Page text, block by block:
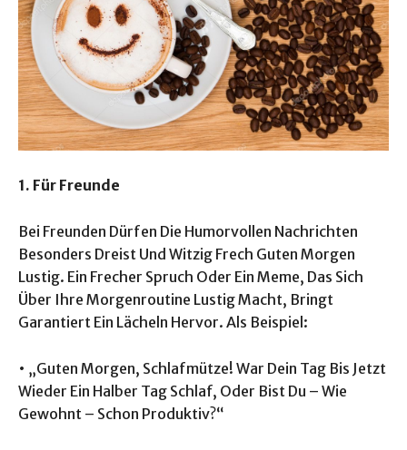
1. Für Freunde
Bei Freunden Dürfen Die Humorvollen Nachrichten
Besonders Dreist Und Witzig Frech Guten Morgen
Lustig. Ein Frecher Spruch Oder Ein Meme, Das Sich
Über Ihre Morgenroutine Lustig Macht, Bringt
Garantiert Ein Lächeln Hervor. Als Beispiel:
• „Guten Morgen, Schlafmütze! War Dein Tag Bis Jetzt
Wieder Ein Halber Tag Schlaf, Oder Bist Du – Wie
Gewohnt – Schon Produktiv?“